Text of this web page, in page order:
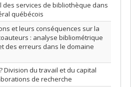
des services de bibliothèque dans
québécois
et leurs conséquences sur la
: analyse bibliométrique
des erreurs dans le domaine
Division du travail et du capital
de recherche